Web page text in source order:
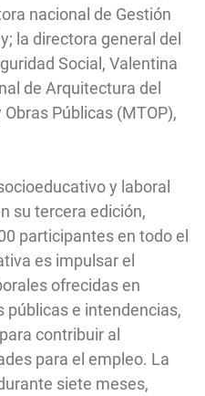
nacional de Gestión
la directora general del
Social, Valentina
de Arquitectura del
Públicas (MTOP),
y laboral
su tercera edición,
participantes en todo el
es impulsar el
ofrecidas en
públicas e intendencias,
contribuir al
para el empleo. La
siete meses,